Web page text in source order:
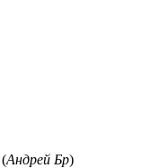
Андрей Бр)